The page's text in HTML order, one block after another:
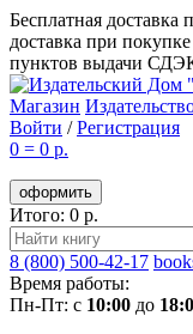
Бесплатная доставка
доставка при
пунктов выдачи
Магазин
Войти /Регистрация
0 = 0 р.
оформить
Итого: 0 р.
8 (800) 500-42-17
Время работы:
Пн-Пт: с 10:00 до